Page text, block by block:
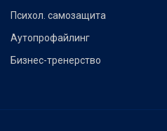
Психол. самозащита
Аутопрофайлинг
Бизнес-тренерство